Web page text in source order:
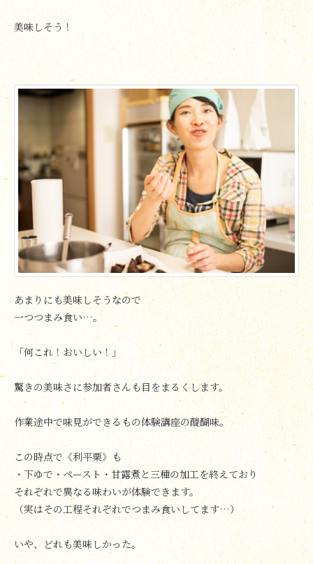
美味しそう！
あまりにも美味しそうなので
一つつまみ食い…。
「何これ！おいしい！」
驚きの美味さに参加者さんも目をまるくします。
作業途中で味見ができるもの体験講座の醍醐味。
この時点で《利平栗》も
・下ゆで・ペースト・甘露煮と三種の加工を終えており
それぞれで異なる味わいが体験できます。
（実はその工程それぞれでつまみ食いしてます…）
いや、どれも美味しかった。